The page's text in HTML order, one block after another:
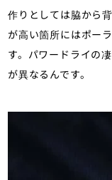
作りとしては脇から
が高い箇所にはポー
す。パワードライの
が異なるんです。